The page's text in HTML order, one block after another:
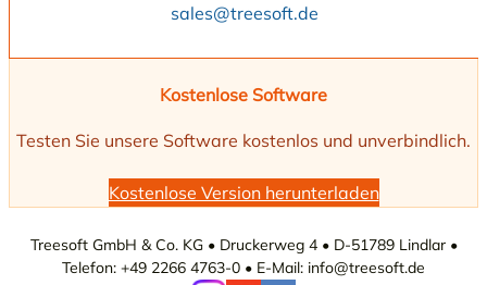
sales@treesoft.de
Kostenlose Software
Testen Sie unsere Software kostenlos und unverbindlich.
Kostenlose Version herunterladen
Treesoft GmbH & Co. KG • Druckerweg 4 • D-51789 Lindlar •
Telefon: +49 2266 4763-0 • E-Mail: info@treesoft.de